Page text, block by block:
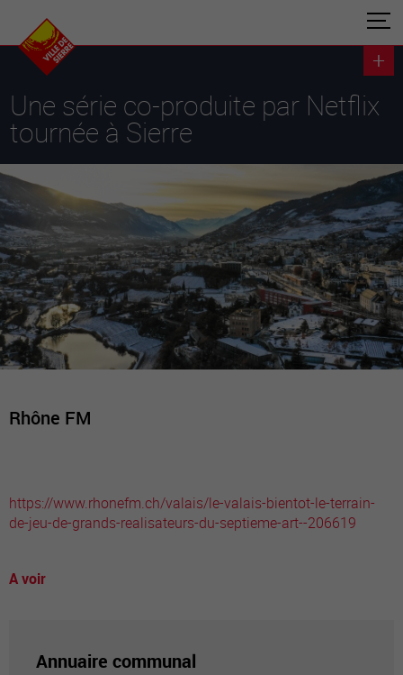
Une série co-produite par Netflix
tournée à Sierre
Rhône FM
https://www.rhonefm.ch/valais/le-valais-bientot-le-terrain-
de-jeu-de-grands-realisateurs-du-septieme-art--206619
A voir
Annuaire communal